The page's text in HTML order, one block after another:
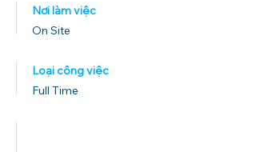
Nơi làm việc
On Site
Loại công việc
Full Time